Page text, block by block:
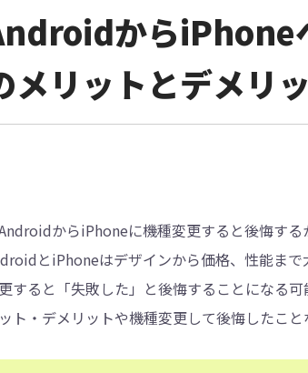
復元
復元
- iTunes不具合修復
Boot Genius
iCareFone - AndroidとiOS間で
iCareFone - WhatsAppデータ転送
4DDiG - 重複ファイル検索・削
Tenorshare Cleamio - Mac重複
4MeKey - ア
4uKey - iOS
4uKey -
からiPhone
メリットとデメリ
からiPhoneに機種変更すると後悔す
とiPhoneはデザインから価格、性能ま
すると「失敗した」と後悔することになる
ト・デメリットや機種変更して後悔したこと